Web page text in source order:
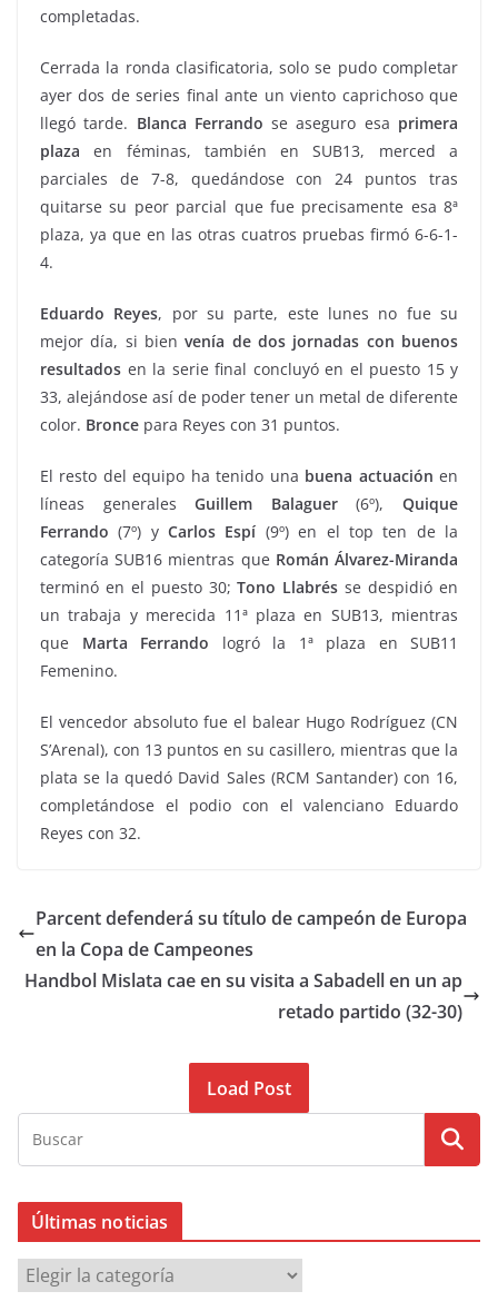
completadas.
Cerrada la ronda clasificatoria, solo se pudo completar
ayer dos de series final ante un viento caprichoso que
llegó tarde. Blanca Ferrando se aseguro esa primera
plaza en féminas, también en SUB13, merced a
parciales de 7-8, quedándose con 24 puntos tras
quitarse su peor parcial que fue precisamente esa 8ª
plaza, ya que en las otras cuatros pruebas firmó 6-6-1-
4.
Eduardo Reyes, por su parte, este lunes no fue su
mejor día, si bienvenía de dos jornadas con buenos
resultados en la serie final concluyó en el puesto 15 y
33, alejándose así de poder tener un metal de diferente
color. Bronce para Reyes con 31 puntos.
El resto del equipo ha tenido una buena actuación en
líneas generalesGuillem Balaguer(6º),Quique
Ferrando (7º) yCarlos Espí (9º) en el top ten de la
categoría SUB16 mientras que Román Álvarez-Miranda
terminó en el puesto 30;Tono Llabrés se despidió en
un trabaja y merecida 11ª plaza en SUB13, mientras
que Marta Ferrando logró la 1ª plaza en SUB11
Femenino.
El vencedor absoluto fue el balear Hugo Rodríguez (CN
S’Arenal), con 13 puntos en su casillero, mientras que la
plata se la quedó David Sales (RCM Santander) con 16,
completándose el podio con el valenciano Eduardo
Reyes con 32.
Parcent defenderá su título de campeón de Europa
en la Copa de Campeones
Handbol Mislata cae en su visita a Sabadell en un ap
retado partido (32-30)
Load Post
Últimas noticias
Ú